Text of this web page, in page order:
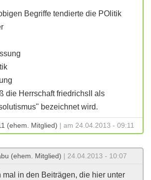
Begriffe tendierte die POlitik
die Herrschaft friedrichsII als
bezeichnet wird.
(ehem. Mitglied) | am 24.04.2013 - 09:11
(ehem. Mitglied) | 24.04.2013 - 10:07
in den Beiträgen, die hier unter